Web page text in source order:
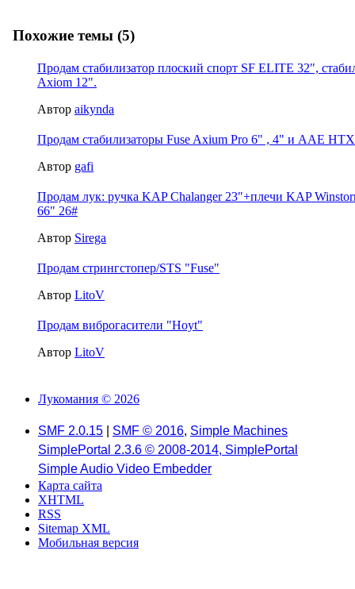
Похожие темы (5)
Продам стабилизатор плоский спорт SF ELITE 32",
Axiom 12".
Автор aikynda
Продам стабилизаторы Fuse Axium Pro 6" , 4" и AAE
Автор gafi
Продам лук: ручка KAP Chalanger 23"+плечи KAP
66" 26#
Автор Sirega
Продам стрингстопер/STS "Fuse"
Автор LitoV
Продам виброгасители "Hoyt"
Автор LitoV
Лукомания © 2026
SMF 2.0.15 SMF © 2016, Simple Machines
SimplePortal 2.3.6 © 2008-2014, SimplePortal
Simple Audio Video Embedder
Карта сайта
XHTML
RSS
Sitemap XML
Мобильная версия